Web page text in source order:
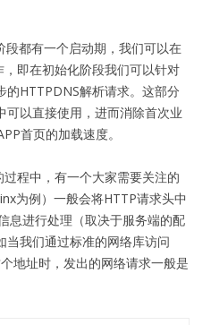
都有一个启动期，我们可以在
即在初始化阶段我们可以针对
的HTTPDNS解析请求。这部分
以直接使用，进而消除首次业
首页的加载速度。
程中，有一个大家需要关注的
为例）一般会将HTTP请求头中
息进行处理（取决于服务端的配
当我们通过标准的网络库访问
地址时，发出的网络请求一般是